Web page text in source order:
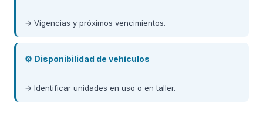
→ Vigencias y próximos vencimientos.
⚙️ Disponibilidad de vehículos
→ Identificar unidades en uso o en taller.